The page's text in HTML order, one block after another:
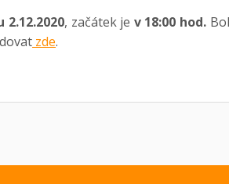
2.12.2020, začátek je v 18:00 hod.
zde.